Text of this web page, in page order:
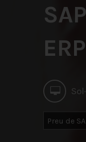
Preu de